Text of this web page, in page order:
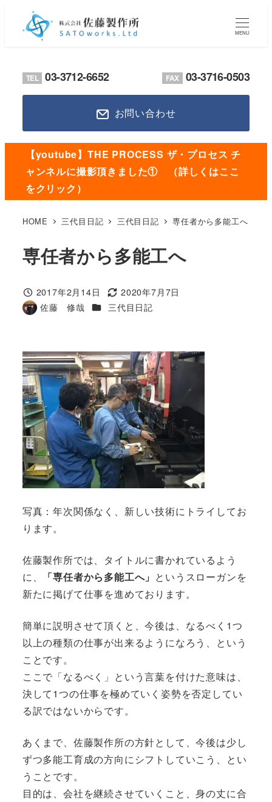
MENU
TEL 03-3712-6652 FAX 03-3716-0503
お問い合わせ
【youtube】THE PROCESS ザ・プロセス チ
ャンネルに撮影頂きました① （詳しくはここ
をクリック）
HOME 三代目日記 三代目日記 専任者から多能工へ
専任者から多能工へ
投稿日
2017年2月14日
更新日
2020年7月7日
著
佐藤 修哉 カテゴリー
三代目日記
写真：年次関係なく、新しい技術にトライしてお
ります。
佐藤製作所では、タイトルに書かれているよう
に、
「専任者から多能工へ」 というスローガンを
新たに掲げて仕事を進めております。
簡単に説明させて頂くと、今後は、なるべく1つ
以上の種類の仕事が出来るようになろう、という
ことです。
ここで「なるべく」という言葉を付けた意味は、
決して1つの仕事を極めていく姿勢を否定してい
る訳ではないからです。
あくまで、佐藤製作所の方針として、今後は少し
ずつ多能工育成の方向にシフトしていこう、とい
うことです。
目的は、会社を継続させていくこと、身の丈に合